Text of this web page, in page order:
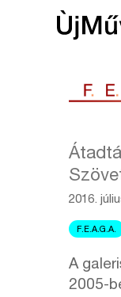
2016.
F.E.A.G.A.
A
2005-